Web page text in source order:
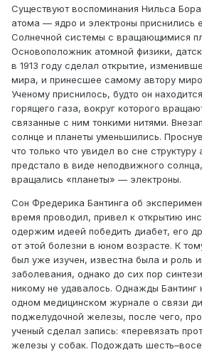
Существуют воспоминания Нильса Бора
атома — ядро и электроны приснились
Солнечной системы с вращающимися
Основоположник атомной физики,
в 1913 году сделал открытие,
мира, и принесшее самому автору
Ученому приснилось, будто он
горящего газа, вокруг которого
связанные с ним тонкими нитями.
солнце и планеты уменьшились.
что только что увидел во сне структуру
предстало в виде неподвижного
вращались «планеты» — электроны.
Сон Фредерика Бантинга об
время проводил, привел к открытию
одержим идеей победить диабет, его
от этой болезни в юном возрасте. К
был уже изучен, известна была и роль
заболевания, однако до сих пор
никому не удавалось. Однажды Бантинг
одном медицинском журнале о связи
поджелудочной железы, после чего,
ученый сделал запись: «перевязать
железы у собак. Подождать